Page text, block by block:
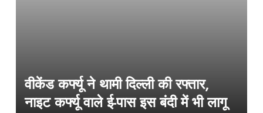
वीकेंड कर्फ्यू ने थामी दिल्ली की रफ्तार,
नाइट कर्फ्यू वाले ई-पास इस बंदी में भी लागू